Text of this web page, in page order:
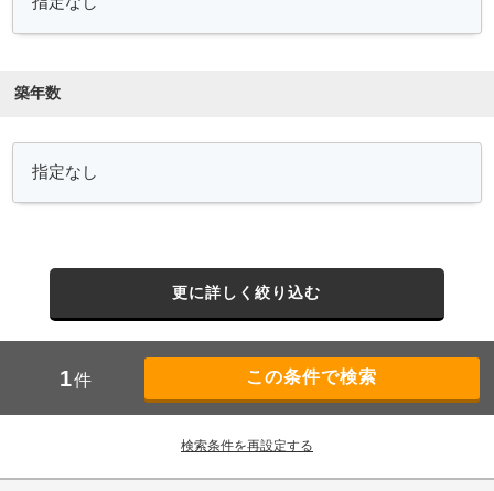
築年数
更に詳しく絞り込む
1件
検索条件を再設定する